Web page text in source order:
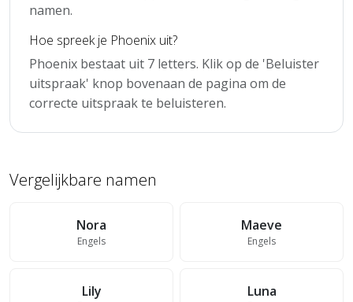
namen.
Hoe spreek je Phoenix uit?
Phoenix bestaat uit 7 letters. Klik op de 'Beluister
uitspraak' knop bovenaan de pagina om de
correcte uitspraak te beluisteren.
Vergelijkbare namen
Nora
Engels
Maeve
Engels
Lily Luna